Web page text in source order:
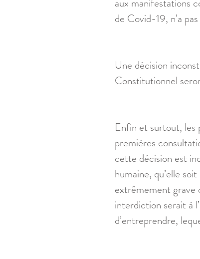
aux manifestations
de Covid-19, n’a
Une décision
Constitutionnel
Enfin et surtout, les
premières
cette décision est
humaine, qu’elle
extrêmement grave
interdiction serait à
d’entreprendre,